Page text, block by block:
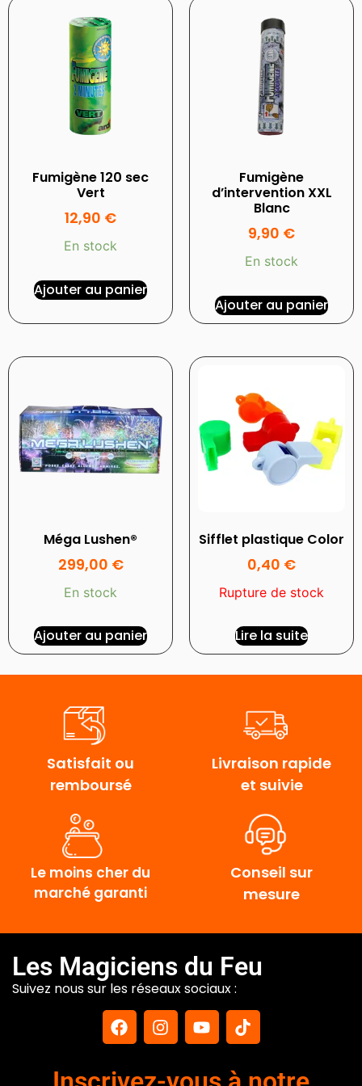
Fumigène 120 sec
Vert
12,90 €
En stock
Ajouter au panier
Fumigène
d’intervention XXL
Blanc
9,90 €
En stock
Ajouter au panier
Méga Lushen®
299,00 €
En stock
Ajouter au panier
Sifflet plastique Color
0,40 €
Rupture de stock
Lire la suite
Satisfait ou
remboursé
Livraison rapide
et suivie
Le moins cher du
marché garanti
Conseil sur
mesure
Les Magiciens du Feu
Suivez nous sur les réseaux sociaux :